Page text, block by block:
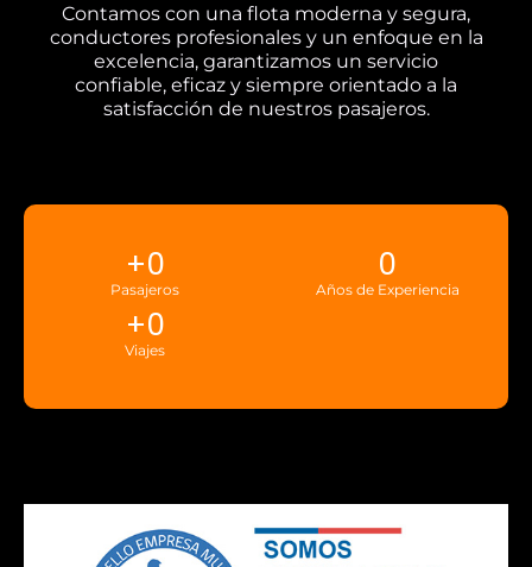
Contamos con una flota moderna y segura,
conductores profesionales y un enfoque en la
excelencia, garantizamos un servicio
confiable, eficaz y siempre orientado a la
satisfacción de nuestros pasajeros.
Pasajeros
+0
Años de Experiencia
0
Viajes
+0